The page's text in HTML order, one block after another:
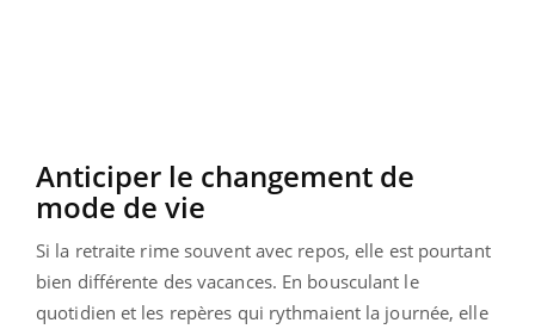
Anticiper le changement de
mode de vie
Si la retraite rime souvent avec repos, elle est pourtant
bien différente des vacances. En bousculant le
quotidien et les repères qui rythmaient la journée, elle